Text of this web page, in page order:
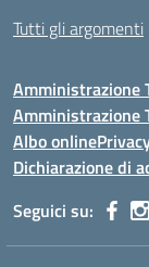
Tutti gli argomenti
Amministrazione
Amministrazione
Albo online
Dichiarazione di
Seguici su: